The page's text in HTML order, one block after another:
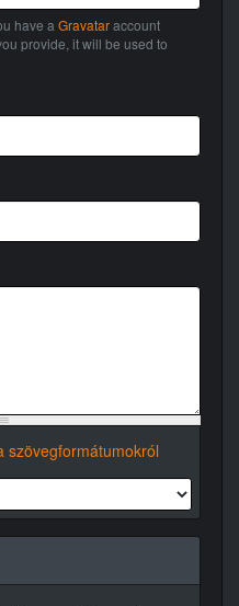
have a Gravataraccount
provide, it will be used to
szövegformátumokról